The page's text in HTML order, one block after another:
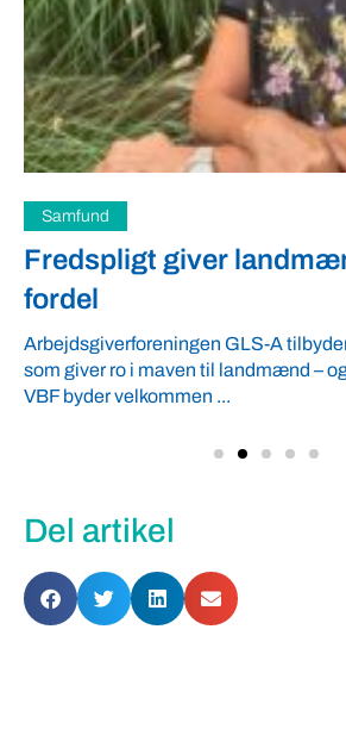
Samfund
Fredspligt giver
fordel
Arbejdsgiverforeningen GLS-A
som giver ro i maven til landmænd –
VBF byder velkommen ...
Del artikel